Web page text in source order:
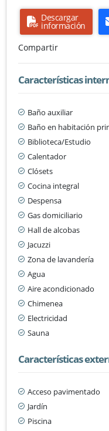
Descargar
información
Compartir
Características
Baño auxiliar
Baño en habitación
Biblioteca/Estudio
Calentador
Clósets
Cocina integral
Despensa
Gas domiciliario
Hall de alcobas
Jacuzzi
Zona de lavandería
Agua
Aire acondicionado
Chimenea
Electricidad
Sauna
Características
Acceso pavimentado
Jardín
Piscina